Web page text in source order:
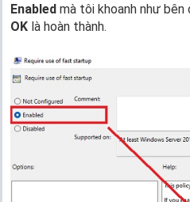
Enabled mà tôi khoanh như bên
OK là hoàn thành.